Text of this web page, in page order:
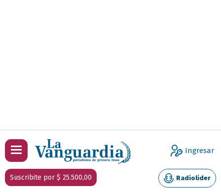
Ingresar
Suscribite por $ 25.500,00 Radiolider